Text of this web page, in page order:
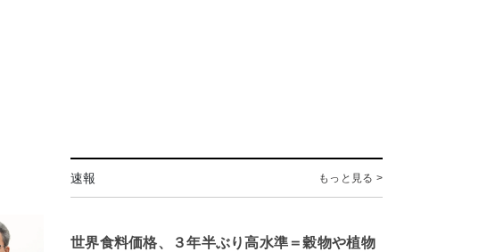
速報 もっと見る >
世界食料価格、３年半ぶり高水準＝穀物や植物